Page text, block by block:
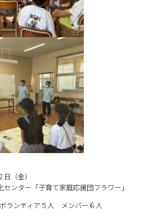
（金）
ンター「子育て家庭応援団フラワー」
ランティア５人 メンバー６人